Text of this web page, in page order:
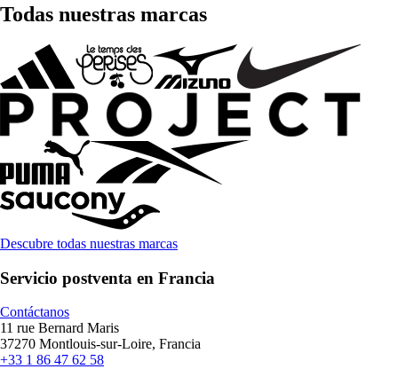
Todas nuestras marcas
Descubre todas nuestras marcas
Servicio postventa en Francia
Contáctanos
11 rue Bernard Maris
37270 Montlouis-sur-Loire, Francia
+33 1 86 47 62 58